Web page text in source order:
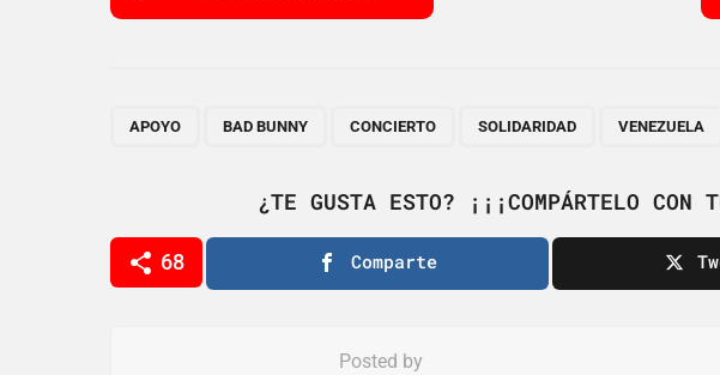
o
P
i
n
APOYO BAD BUNNY CONCIERTO SOLIDARIDAD VENEZUELA
¿TE GUSTA ESTO? ¡¡¡COMPÁRTELO CON
68 Comparte
Posted by